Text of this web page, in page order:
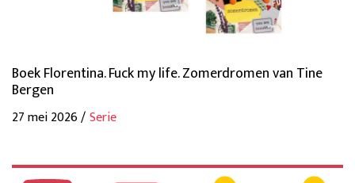
Boek Florentina. Fuck my life. Zomerdromen van Tine
Bergen
27 mei 2026 /Serie